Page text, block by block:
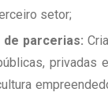
setor;
de parcerias:
privadas